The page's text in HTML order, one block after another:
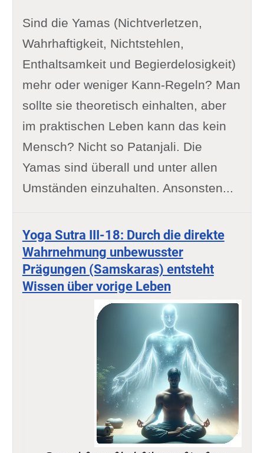
Sind die Yamas (Nichtverletzen,
Wahrhaftigkeit, Nichtstehlen,
Enthaltsamkeit und Begierdelosigkeit)
mehr oder weniger Kann-Regeln? Man
sollte sie theoretisch einhalten, aber
im praktischen Leben kann das kein
Mensch? Nicht so Patanjali. Die
Yamas sind überall und unter allen
Umständen einzuhalten. Ansonsten...
Yoga Sutra III-18: Durch die direkte
Wahrnehmung unbewusster
Prägungen (Samskaras) entsteht
Wissen über vorige Leben